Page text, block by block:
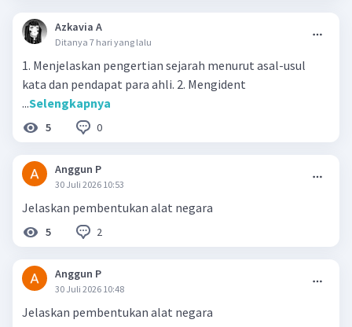
Azkavia A
Ditanya 7 hari yang lalu
1. Menjelaskan pengertian sejarah menurut asal-usul
kata dan pendapat para ahli. 2. Mengident
...Selengkapnya
5 0
Anggun P
30 Juli 2026 10:53
Jelaskan pembentukan alat negara
5 2
Anggun P
30 Juli 2026 10:48
Jelaskan pembentukan alat negara